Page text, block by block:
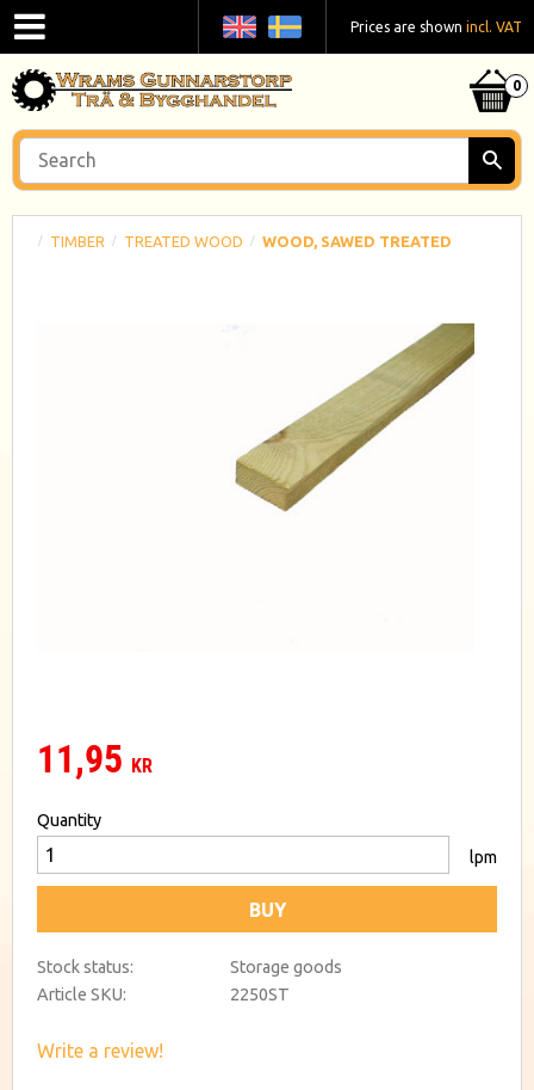
Prices are shown incl. VAT
TIMBER TREATED WOOD WOOD, SAWED TREATED
11,95 KR
Quantity
lpm
BUY
Stock status
Storage goods
Article SKU
2250ST
Write a review!